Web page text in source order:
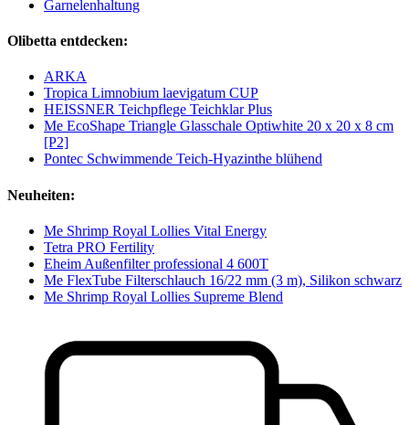
Garnelenhaltung
Olibetta entdecken:
ARKA
Tropica Limnobium laevigatum CUP
HEISSNER Teichpflege Teichklar Plus
Me EcoShape Triangle Glasschale Optiwhite 20 x 20 x 8 cm
[P2]
Pontec Schwimmende Teich-Hyazinthe blühend
Neuheiten:
Me Shrimp Royal Lollies Vital Energy
Tetra PRO Fertility
Eheim Außenfilter professional 4 600T
Me FlexTube Filterschlauch 16/22 mm (3 m), Silikon schwarz
Me Shrimp Royal Lollies Supreme Blend